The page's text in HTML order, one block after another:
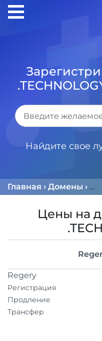
Найдите свое
Главная › Домены ›
Цены на
Regery
Регистрация
Продление
Трансфер